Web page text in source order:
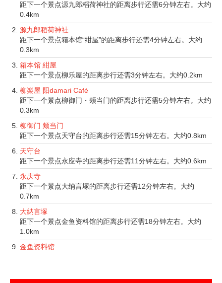
距下一个景点源九郎稻荷神社的距离步行还需6分钟左右。大约
0.4km
源九郎稻荷神社
距下一个景点箱本馆“绀屋”的距离步行还需4分钟左右。大约
0.3km
箱本馆 紺屋
距下一个景点柳乐屋的距离步行还需3分钟左右。大约0.2km
柳楽屋 阳damari Café
距下一个景点柳御门・颊当门的距离步行还需5分钟左右。大约
0.3km
柳御门 颊当门
距下一个景点天守台的距离步行还需15分钟左右。大约0.8km
天守台
距下一个景点永应寺的距离步行还需11分钟左右。大约0.6km
永庆寺
距下一个景点大纳言塚的距离步行还需12分钟左右。大约
0.7km
大納言塚
距下一个景点金鱼资料馆的距离步行还需18分钟左右。大约
1.0km
金鱼资料馆